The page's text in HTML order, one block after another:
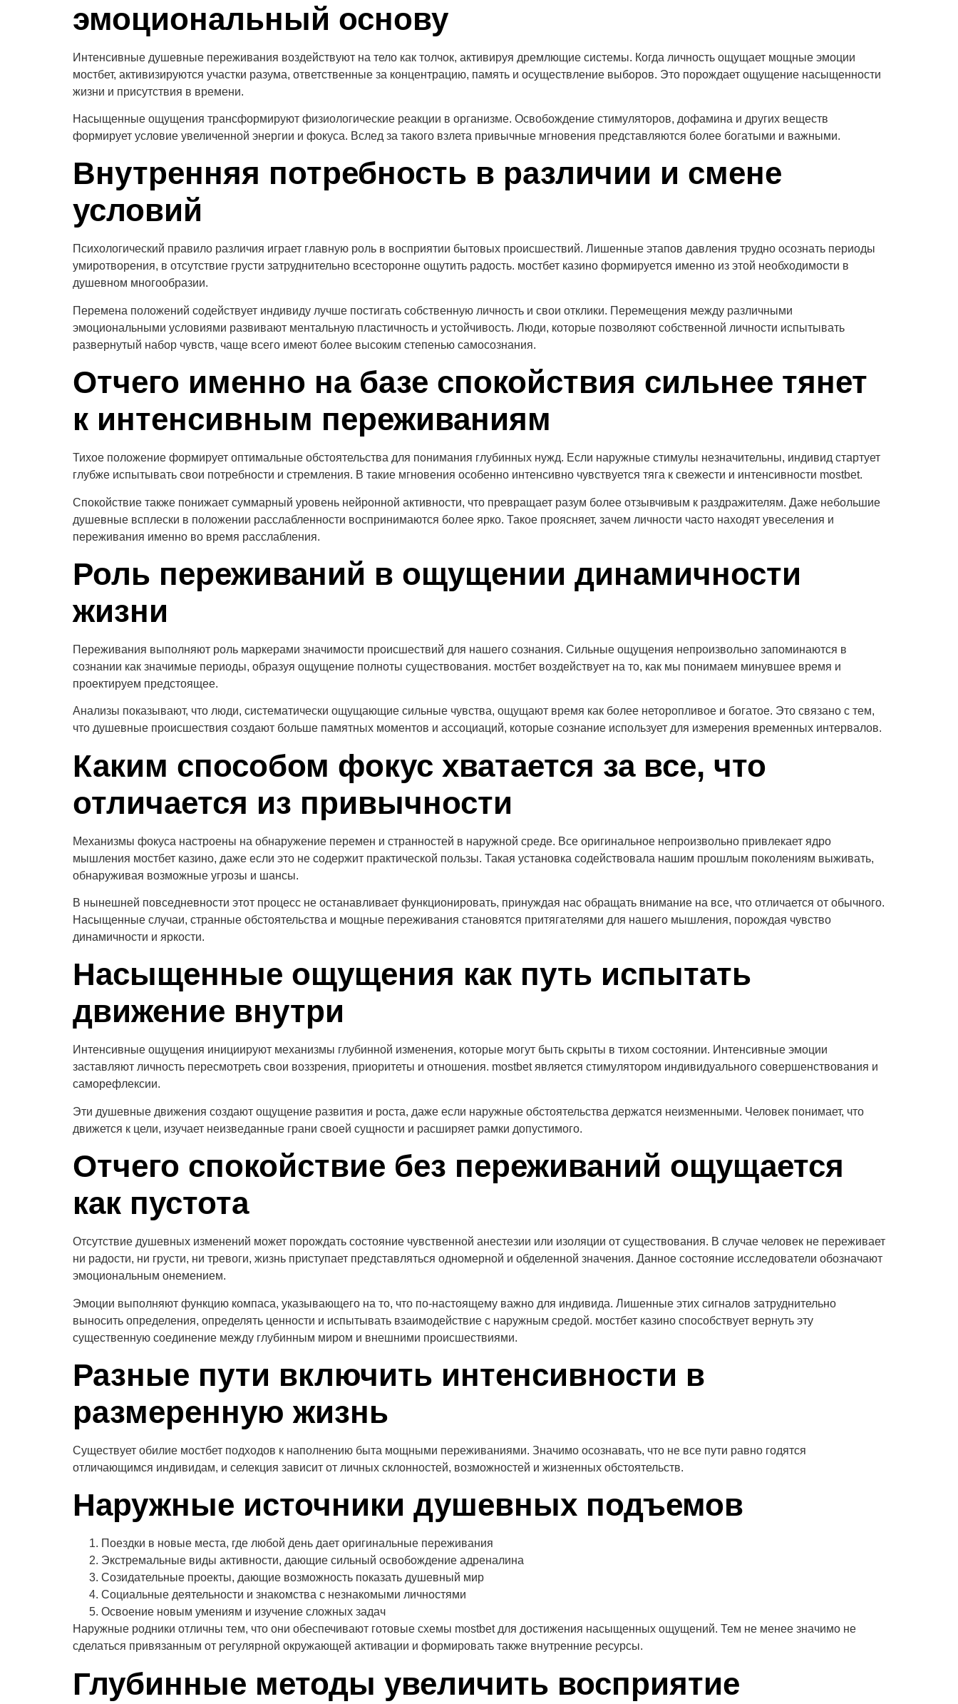
эмоциональный основу
Интенсивные душевные переживания воздействуют на тело как толчок, активируя дремлющие системы. Когда личность ощущает мощные эмоции
мостбет, активизируются участки разума, ответственные за концентрацию, память и осуществление выборов. Это порождает ощущение насыщенности
жизни и присутствия в времени.
Насыщенные ощущения трансформируют физиологические реакции в организме. Освобождение стимуляторов, дофамина и других веществ
формирует условие увеличенной энергии и фокуса. Вслед за такого взлета привычные мгновения представляются более богатыми и важными.
Внутренняя потребность в различии и смене
условий
Психологический правило различия играет главную роль в восприятии бытовых происшествий. Лишенные этапов давления трудно осознать периоды
умиротворения, в отсутствие грусти затруднительно всесторонне ощутить радость. мостбет казино формируется именно из этой необходимости в
душевном многообразии.
Перемена положений содействует индивиду лучше постигать собственную личность и свои отклики. Перемещения между различными
эмоциональными условиями развивают ментальную пластичность и устойчивость. Люди, которые позволяют собственной личности испытывать
развернутый набор чувств, чаще всего имеют более высоким степенью самосознания.
Отчего именно на базе спокойствия сильнее тянет
к интенсивным переживаниям
Тихое положение формирует оптимальные обстоятельства для понимания глубинных нужд. Если наружные стимулы незначительны, индивид стартует
глубже испытывать свои потребности и стремления. В такие мгновения особенно интенсивно чувствуется тяга к свежести и интенсивности mostbet.
Спокойствие также понижает суммарный уровень нейронной активности, что превращает разум более отзывчивым к раздражителям. Даже небольшие
душевные всплески в положении расслабленности воспринимаются более ярко. Такое проясняет, зачем личности часто находят увеселения и
переживания именно во время расслабления.
Роль переживаний в ощущении динамичности
жизни
Переживания выполняют роль маркерами значимости происшествий для нашего сознания. Сильные ощущения непроизвольно запоминаются в
сознании как значимые периоды, образуя ощущение полноты существования. мостбет воздействует на то, как мы понимаем минувшее время и
проектируем предстоящее.
Анализы показывают, что люди, систематически ощущающие сильные чувства, ощущают время как более неторопливое и богатое. Это связано с тем,
что душевные происшествия создают больше памятных моментов и ассоциаций, которые сознание использует для измерения временных интервалов.
Каким способом фокус хватается за все, что
отличается из привычности
Механизмы фокуса настроены на обнаружение перемен и странностей в наружной среде. Все оригинальное непроизвольно привлекает ядро
мышления мостбет казино, даже если это не содержит практической пользы. Такая установка содействовала нашим прошлым поколениям выживать,
обнаруживая возможные угрозы и шансы.
В нынешней повседневности этот процесс не останавливает функционировать, принуждая нас обращать внимание на все, что отличается от обычного.
Насыщенные случаи, странные обстоятельства и мощные переживания становятся притягателями для нашего мышления, порождая чувство
динамичности и яркости.
Насыщенные ощущения как путь испытать
движение внутри
Интенсивные ощущения инициируют механизмы глубинной изменения, которые могут быть скрыты в тихом состоянии. Интенсивные эмоции
заставляют личность пересмотреть свои воззрения, приоритеты и отношения. mostbet является стимулятором индивидуального совершенствования и
саморефлексии.
Эти душевные движения создают ощущение развития и роста, даже если наружные обстоятельства держатся неизменными. Человек понимает, что
движется к цели, изучает неизведанные грани своей сущности и расширяет рамки допустимого.
Отчего спокойствие без переживаний ощущается
как пустота
Отсутствие душевных изменений может порождать состояние чувственной анестезии или изоляции от существования. В случае человек не переживает
ни радости, ни грусти, ни тревоги, жизнь приступает представляться одномерной и обделенной значения. Данное состояние исследователи обозначают
эмоциональным онемением.
Эмоции выполняют функцию компаса, указывающего на то, что по-настоящему важно для индивида. Лишенные этих сигналов затруднительно
выносить определения, определять ценности и испытывать взаимодействие с наружным средой. мостбет казино способствует вернуть эту
существенную соединение между глубинным миром и внешними происшествиями.
Разные пути включить интенсивности в
размеренную жизнь
Существует обилие мостбет подходов к наполнению быта мощными переживаниями. Значимо осознавать, что не все пути равно годятся
отличающимся индивидам, и селекция зависит от личных склонностей, возможностей и жизненных обстоятельств.
Наружные источники душевных подъемов
Поездки в новые места, где любой день дает оригинальные переживания
Экстремальные виды активности, дающие сильный освобождение адреналина
Созидательные проекты, дающие возможность показать душевный мир
Социальные деятельности и знакомства с незнакомыми личностями
Освоение новым умениям и изучение сложных задач
Наружные родники отличны тем, что они обеспечивают готовые схемы mostbet для достижения насыщенных ощущений. Тем не менее значимо не
сделаться привязанным от регулярной окружающей активации и формировать также внутренние ресурсы.
Глубинные методы увеличить восприятие